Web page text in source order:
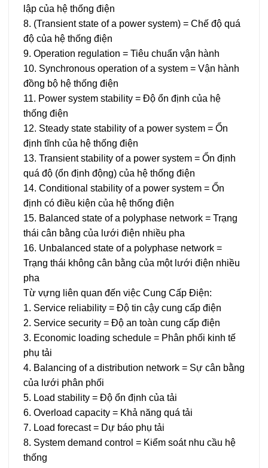
lập của hệ thống điện
8. (Transient state of a power system) = Chế độ quá
độ của hệ thống điện
9. Operation regulation = Tiêu chuẩn vận hành
10. Synchronous operation of a system = Vận hành
đồng bộ hệ thống điện
11. Power system stability = Độ ổn định của hệ
thống điện
12. Steady state stability of a power system = Ổn
định tĩnh của hệ thống điện
13. Transient stability of a power system = Ổn định
quá độ (ổn định động) của hệ thống điện
14. Conditional stability of a power system = Ổn
định có điều kiện của hệ thống điện
15. Balanced state of a polyphase network = Trạng
thái cân bằng của lưới điện nhiều pha
16. Unbalanced state of a polyphase network =
Trạng thái không cân bằng của một lưới điện nhiều
pha
Từ vựng liên quan đến việc Cung Cấp Điện:
1. Service reliability = Độ tin cậy cung cấp điện
2. Service security = Độ an toàn cung cấp điện
3. Economic loading schedule = Phân phối kinh tế
phụ tải
4. Balancing of a distribution network = Sự cân bằng
của lưới phân phối
5. Load stability = Độ ổn định của tải
6. Overload capacity = Khả năng quá tải
7. Load forecast = Dự báo phụ tải
8. System demand control = Kiểm soát nhu cầu hệ
thống